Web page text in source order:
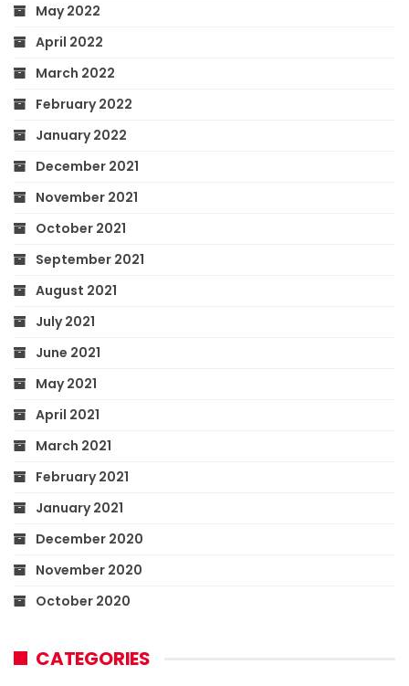
May 2022
April 2022
March 2022
February 2022
January 2022
December 2021
November 2021
October 2021
September 2021
August 2021
July 2021
June 2021
May 2021
April 2021
March 2021
February 2021
January 2021
December 2020
November 2020
October 2020
CATEGORIES